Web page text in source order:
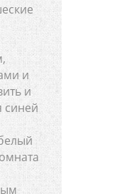
и
и
синей